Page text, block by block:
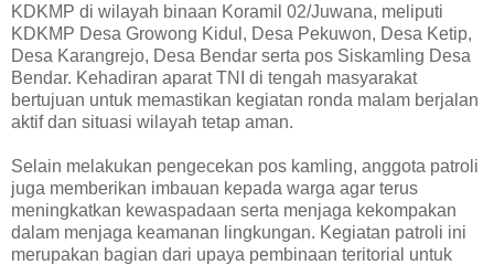
KDKMP di wilayah binaan Koramil 02/Juwana, meliputi
KDKMP Desa Growong Kidul, Desa Pekuwon, Desa Ketip,
Desa Karangrejo, Desa Bendar serta pos Siskamling Desa
Bendar. Kehadiran aparat TNI di tengah masyarakat
bertujuan untuk memastikan kegiatan ronda malam berjalan
aktif dan situasi wilayah tetap aman.
Selain melakukan pengecekan pos kamling, anggota patroli
juga memberikan imbauan kepada warga agar terus
meningkatkan kewaspadaan serta menjaga kekompakan
dalam menjaga keamanan lingkungan. Kegiatan patroli ini
merupakan bagian dari upaya pembinaan teritorial untuk